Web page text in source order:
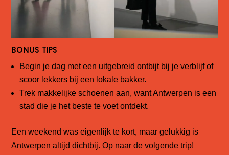
Bonus tips
Begin je dag met een uitgebreid ontbijt bij je verblijf of
scoor lekkers bij een lokale bakker.
Trek makkelijke schoenen aan, want Antwerpen is een
stad die je het beste te voet ontdekt.
Een weekend was eigenlijk te kort, maar gelukkig is
Antwerpen altijd dichtbij. Op naar de volgende trip!